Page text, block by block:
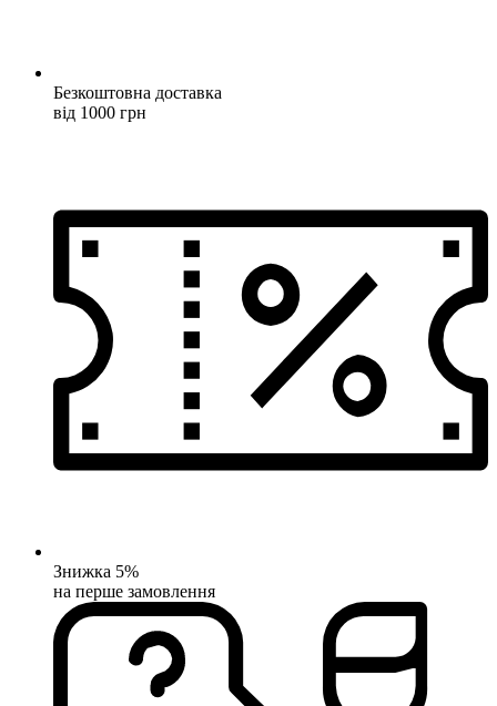
Безкоштовна доставка
від 1000 грн
Знижка 5%
на перше замовлення